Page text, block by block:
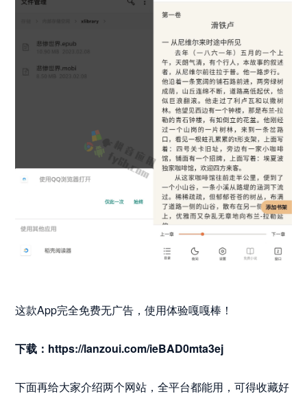
这款App完全免费无广告，使用体验嘎嘎棒！
下载： https://lanzoui.com/ieBAD0mta3ej
下面再给大家介绍两个网站，全平台都能用，可得收藏好